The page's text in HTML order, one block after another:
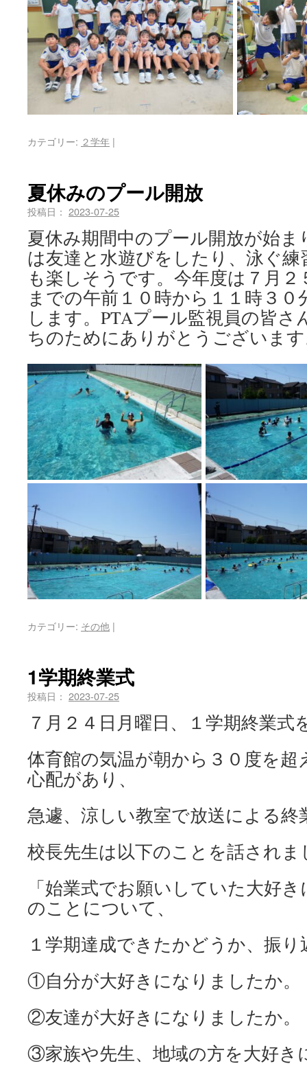
カテゴリー: ２学年 |
夏休みのプール開放
投稿日： 2023-07-25
夏休み期間中のプール開放が始
は友達と水遊びをしたり、泳ぐ
も楽しそうです。今年度は７月
までの午前１０時から１１時３
します。PTAプール監視員の皆さ
ちのためにありがとうございま
カテゴリー: その他 |
1学期終業式
投稿日： 2023-07-25
７月２４日月曜日、１学期終業式
体育館の気温が朝から３０度を超
心配があり、
急遽、涼しい教室で放送による
校長先生は以下のことを話されま
「始業式でお願いしていた大好
のことについて、
１学期達成できたかどうか、振
①自分が大好きになりましたか。
②友達が大好きになりましたか。
③家族や先生、地域の方を大好き